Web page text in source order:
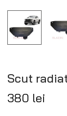
Scut
380 lei